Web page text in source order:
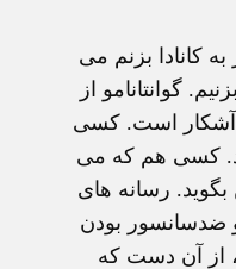
کانادا بزنم می
گوانتانامو از
آشکار است. کسی
کسی هم که می
رسانه های
ضدسانسور بودن
از آن دست که